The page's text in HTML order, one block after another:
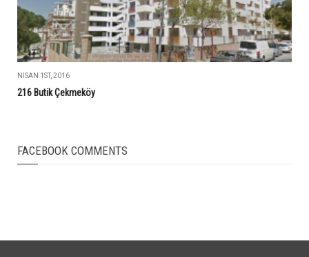
NISAN 1ST, 2016
216 Butik Çekmeköy
FACEBOOK COMMENTS